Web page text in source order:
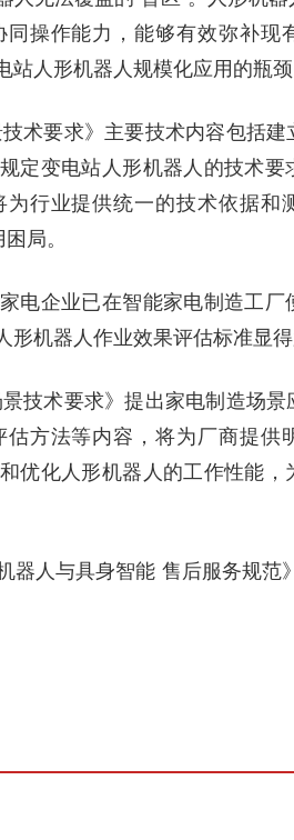
操作能力，能够有效弥补现
人形机器人规模化应用的瓶颈
术要求》主要技术内容包括建
定变电站人形机器人的技术要
行业提供统一的技术依据和
局。
电企业已在智能家电制造工厂
机器人作业效果评估标准显得
技术要求》提出家电制造场景
方法等内容，将为厂商提供
优化人形机器人的工作性能，
器人与具身智能 售后服务规范